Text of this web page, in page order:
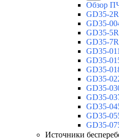
Обзор
GD35-
GD35-
GD35-
GD35-
GD35-
GD35-
GD35-
GD35-
GD35-
GD35-
GD35-
GD35-
GD35-
Источники